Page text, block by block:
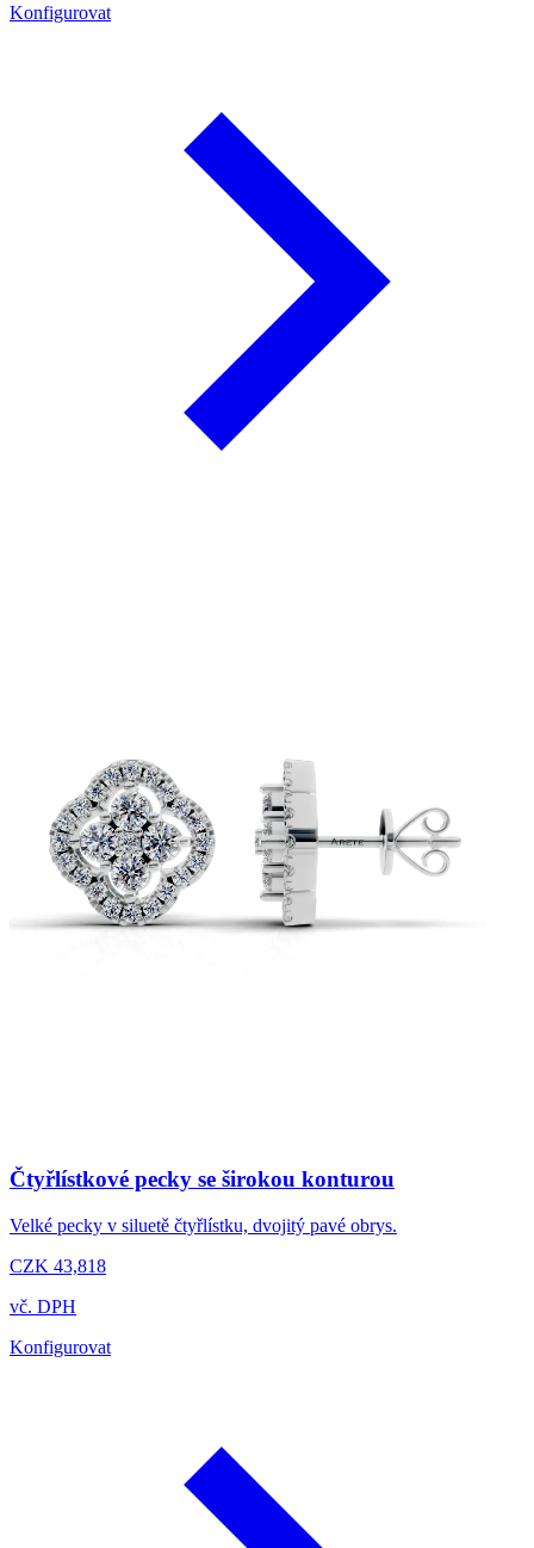
Konfigurovat
Čtyřlístkové pecky se širokou konturou
Velké pecky v siluetě čtyřlístku, dvojitý pavé obrys.
CZK 43,818
vč. DPH
Konfigurovat